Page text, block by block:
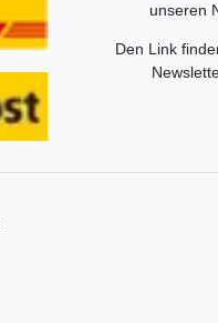
unseren
Den Link